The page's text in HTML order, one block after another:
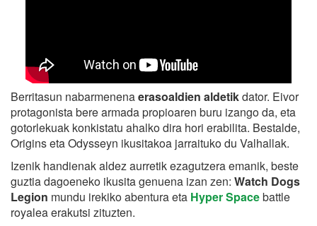
Berritasun nabarmenenaerasoaldien aldetikdator. Eivor
protagonista bere armada propioaren buru izango da, eta
gotorlekuak konkistatu ahalko dira hori erabilita. Bestalde,
Origins eta Odysseyn ikusitakoa jarraituko du Valhallak.
Izenik handienak aldez aurretik ezagutzera emanik, beste
guztia dagoeneko ikusita genuena izan zen: Watch Dogs
Legion mundu irekiko abentura eta Hyper Spacebattle
royalea erakutsi zituzten.